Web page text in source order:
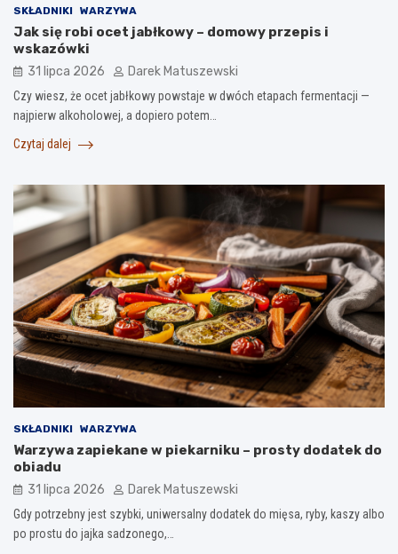
SKŁADNIKI WARZYWA
Jak się robi ocet jabłkowy – domowy przepis i
wskazówki
31 lipca 2026 Darek Matuszewski
Czy wiesz, że ocet jabłkowy powstaje w dwóch etapach fermentacji —
najpierw alkoholowej, a dopiero potem…
Czytaj dalej
SKŁADNIKI WARZYWA
Warzywa zapiekane w piekarniku – prosty dodatek do
obiadu
31 lipca 2026 Darek Matuszewski
Gdy potrzebny jest szybki, uniwersalny dodatek do mięsa, ryby, kaszy albo
po prostu do jajka sadzonego,…